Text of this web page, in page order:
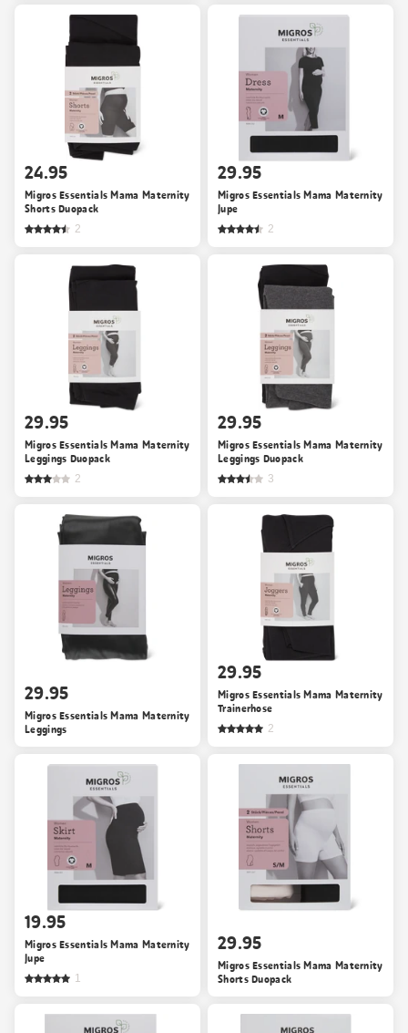
24.95
Migros Essentials Mama Maternity
Shorts Duopack
2
29.95
Migros Essentials Mama Maternity
Jupe
2
29.95
Migros Essentials Mama Maternity
Leggings Duopack
2
29.95
Migros Essentials Mama Maternity
Leggings Duopack
3
29.95
Migros Essentials Mama Maternity
Leggings
29.95
Migros Essentials Mama Maternity
Trainerhose
2
19.95
Migros Essentials Mama Maternity
Jupe
1
29.95
Migros Essentials Mama Maternity
Shorts Duopack